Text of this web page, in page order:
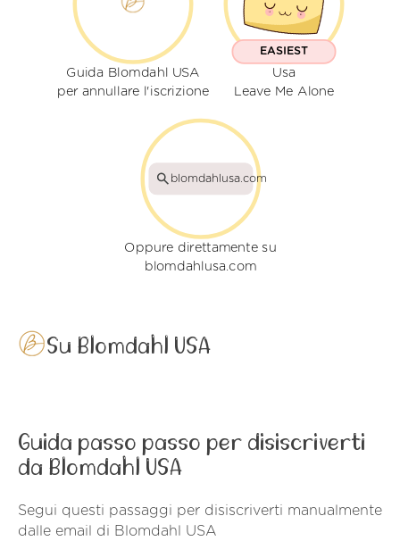
Guida Blomdahl USA
per annullare l'iscrizione
EASIEST
Usa
Leave Me Alone
blomdahlusa.com
Oppure direttamente su
blomdahlusa.com
Su Blomdahl USA
Guida passo passo per disiscriverti
da Blomdahl USA
Segui questi passaggi per disiscriverti manualmente
dalle email di Blomdahl USA